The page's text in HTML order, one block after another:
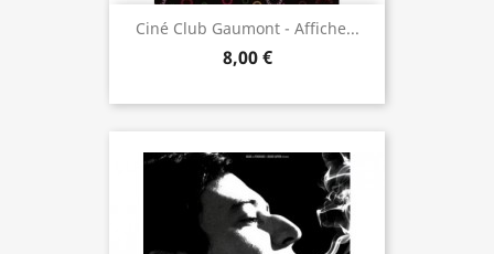
Ciné Club Gaumont - Affiche...
8,00 €